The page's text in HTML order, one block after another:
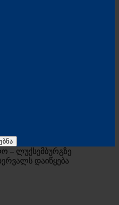
– ლუქსემბურგზე
დაიწყება